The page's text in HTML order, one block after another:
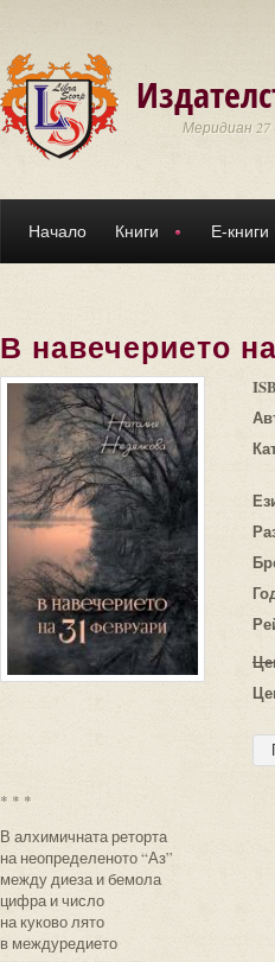
Меридиан 27
Начало Книги Е-книги
В навечерието
* * *
В алхимичната реторта
на неопределеното “Аз”
между диеза и бемола
цифра и число
на куково лято
в междуредието